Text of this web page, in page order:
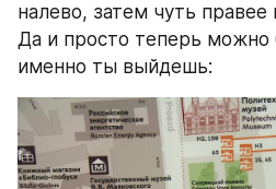
налево, затем чуть
Да и просто теперь можно
именно ты выйдешь: